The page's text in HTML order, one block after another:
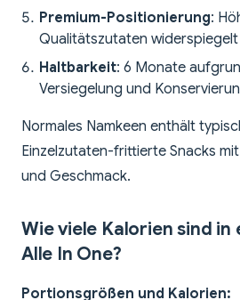
Premium-Positionierung:
Qualitätszutaten widerspiegelt
Haltbarkeit: 6 Monate
Versiegelung und
Normales Namkeen enthält
Einzelzutaten-frittierte Snacks
und Geschmack.
Wie viele Kalorien sind
Alle In One?
Portionsgrößen und Kalorien: